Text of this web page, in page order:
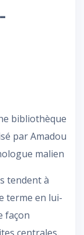
bibliothèque
par Amadou
malien
tendent à
terme en lui-
façon